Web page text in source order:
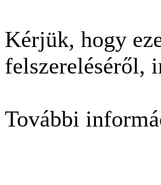
Kérjük, hogy
felszereléséről,
További